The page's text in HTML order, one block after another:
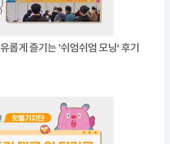
롭게 즐기는 ’쉬엄쉬엄 모닝‘ 후기